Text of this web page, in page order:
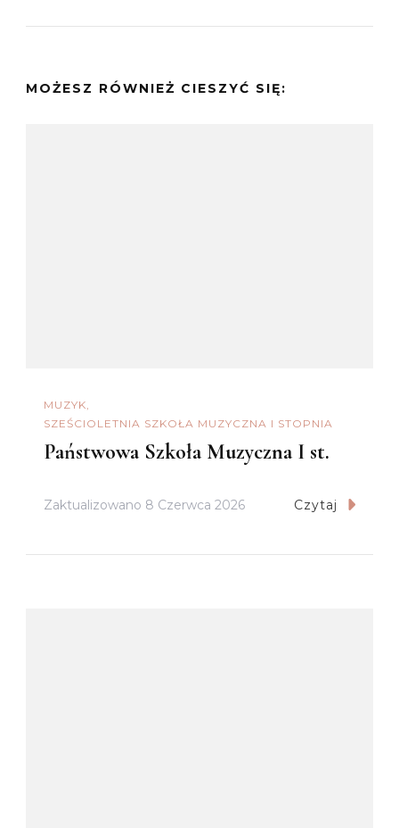
MOŻESZ RÓWNIEŻ CIESZYĆ SIĘ:
MUZYK
SZEŚCIOLETNIA SZKOŁA MUZYCZNA I STOPNIA
Państwowa Szkoła Muzyczna I st.
Zaktualizowano 8 Czerwca 2026 Czytaj